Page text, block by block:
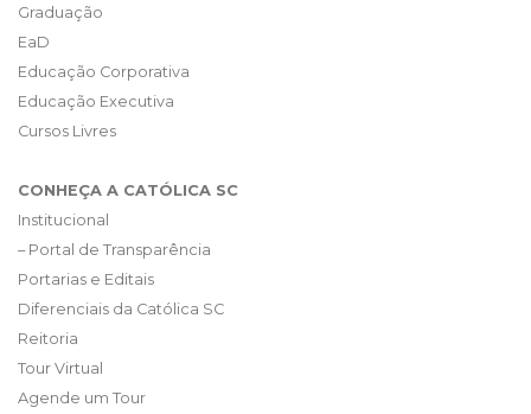
Graduação
EaD
Educação Corporativa
Educação Executiva
Cursos Livres
CONHEÇA A CATÓLICA SC
Institucional
– Portal de Transparência
Portarias e Editais
Diferenciais da Católica SC
Reitoria
Tour Virtual
Agende um Tour